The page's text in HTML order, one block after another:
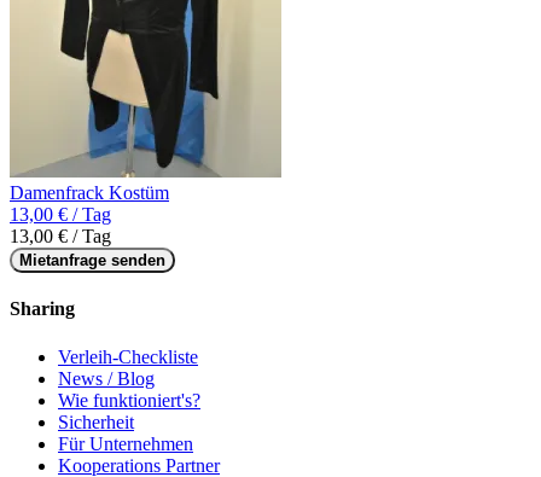
Damenfrack Kostüm
13,00 € / Tag
13,00 € / Tag
Mietanfrage senden
Sharing
Verleih-Checkliste
News / Blog
Wie funktioniert's?
Sicherheit
Für Unternehmen
Kooperations Partner